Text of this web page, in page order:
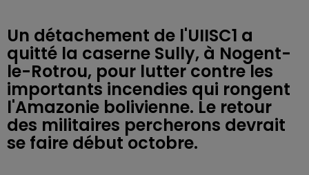
Un détachement de l'UIISC1 a
quitté la caserne Sully, à Nogent-
le-Rotrou, pour lutter contre les
importants incendies qui rongent
l'Amazonie bolivienne. Le retour
des militaires percherons devrait
se faire début octobre.